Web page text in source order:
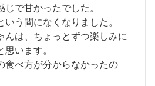
で甘かったでした。
う間になくなりました。
んは、ちょっとずつ楽しみに
思います。
食べ方が分からなかったの